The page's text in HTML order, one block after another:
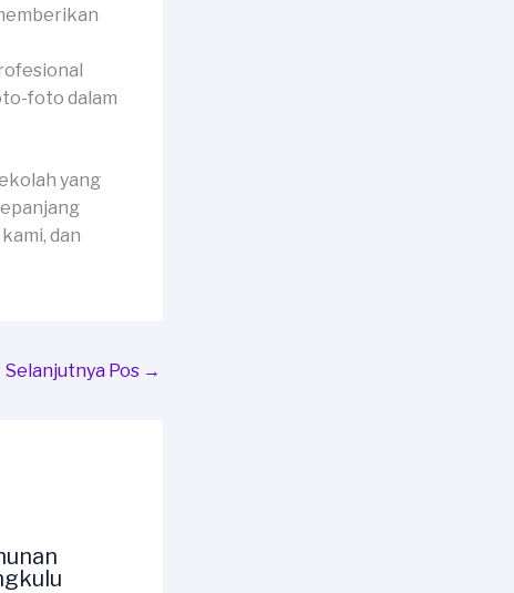
foto dalam
yang
dan
Selanjutnya Pos →